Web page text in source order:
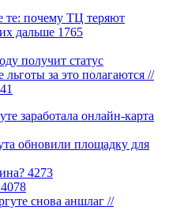
те: почему ТЦ теряют
дальше 1765
получит статус
за это полагаются //
заработала онлайн-карта
обновили площадку для
4273
4078
снова аншлаг //